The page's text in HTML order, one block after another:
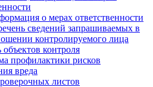
о мерах ответственности
сведений запрашиваемых в
контролируемого лица
контроля
профилактики рисков
вреда
листов